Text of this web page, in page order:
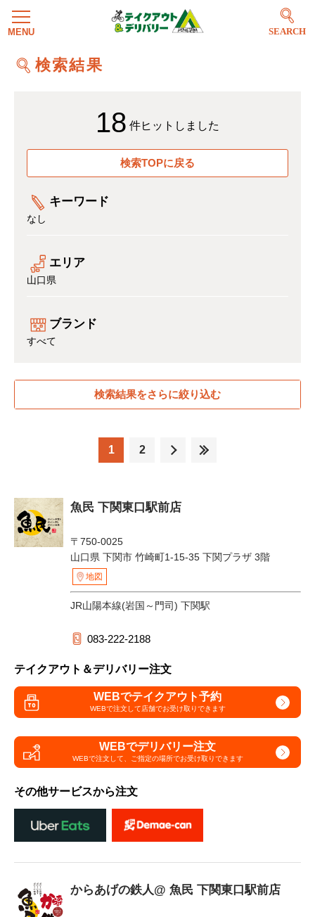
SEARCH
検索結果
18 件ヒットしました
検索TOPに戻る
キーワード
なし
エリア
山口県
ブランド
すべて
検索結果をさらに絞り込む
1 2
魚民 下関東口駅前店
〒750-0025
山口県 下関市 竹崎町1-15-35 下関プラザ 3階
地図
JR山陽本線(岩国～門司) 下関駅
083-222-2188
テイクアウト＆デリバリー注文
WEBでテイクアウト予約
WEBで注文して店舗でお受け取りできます
WEBでデリバリー注文
WEBで注文して、 ご指定の場所でお受け取りできます
その他サービスから注文
からあげの鉄人@ 魚民 下関東口駅前店